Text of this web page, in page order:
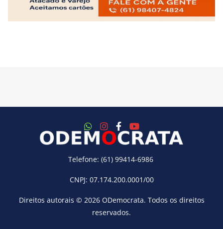
Telefone: (61) 99414-6986
CNPJ: 07.174.200.0001/00
Direitos autorais © 2026 ODemocrata. Todos os direitos
reservados.